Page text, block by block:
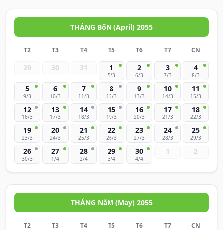
THÁNG BốN (April) 2055
T2 T3 T4 T5 T6 T7 CN
29 30 31 1
5/3
2
6/3
3
7/3
4
8/3
5
9/3
6
10/3
7
11/3
8
12/3
9
13/3
10
14/3
11
15/3
12
16/3
13
17/3
14
18/3
15
19/3
16
20/3
17
21/3
18
22/3
19
23/3
20
24/3
21
25/3
22
26/3
23
27/3
24
28/3
25
29/3
26
30/3
27
1/4
28
2/4
29
3/4
30
4/4
1 2
THÁNG NăM (May) 2055
T2 T3 T4 T5 T6 T7 CN